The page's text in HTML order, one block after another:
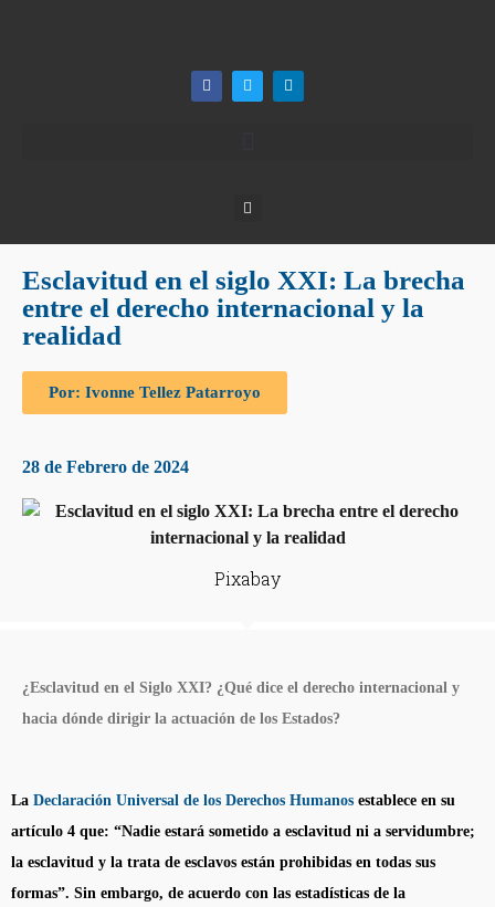
Esclavitud en el siglo XXI: La brecha
entre el derecho internacional y la
realidad
Por: Ivonne Tellez Patarroyo
28 de Febrero de 2024
Pixabay
¿Esclavitud en el Siglo XXI? ¿Qué dice el derecho internacional y
hacia dónde dirigir la actuación de los Estados?
La Declaración Universal de los Derechos Humanos establece en su
artículo 4 que: “Nadie estará sometido a esclavitud ni a servidumbre;
la esclavitud y la trata de esclavos están prohibidas en todas sus
formas”. Sin embargo, de acuerdo con las estadísticas de la